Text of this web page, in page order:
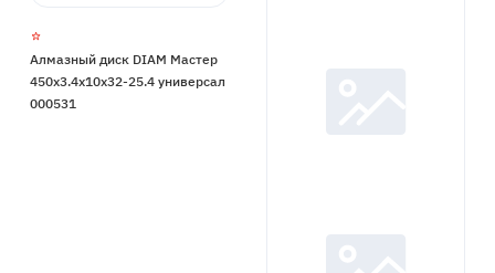
Алмазный диск DIAM Мастер
450x3.4x10x32-25.4 универсал
000531